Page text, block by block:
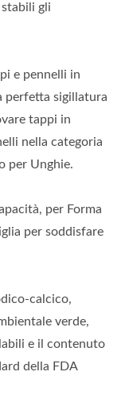
stabili gli
e pennelli in
perfetta sigillatura
tappi in
nella categoria
per Unghie.
per Forma
per soddisfare
calcico,
verde,
e il contenuto
della FDA